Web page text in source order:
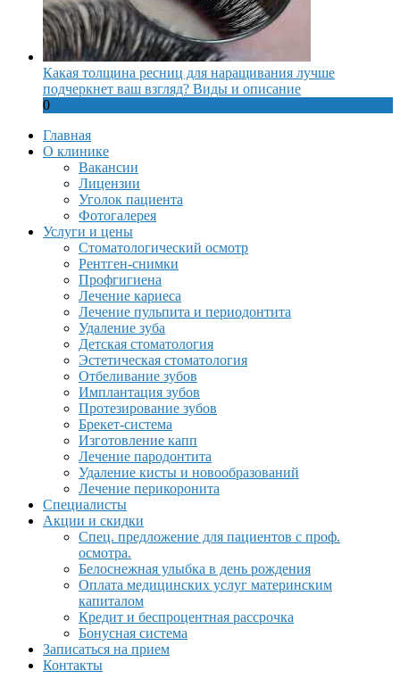
Какая толщина ресниц для наращивания лучше
подчеркнет ваш взгляд? Виды и описание
0
Главная
О клинике
Вакансии
Лицензии
Уголок пациента
Фотогалерея
Услуги и цены
Стоматологический осмотр
Рентген-снимки
Профгигиена
Лечение кариеса
Лечение пульпита и периодонтита
Удаление зуба
Детская стоматология
Эстетическая стоматология
Отбеливание зубов
Имплантация зубов
Протезирование зубов
Брекет-система
Изготовление капп
Лечение пародонтита
Удаление кисты и новообразований
Лечение перикоронита
Специалисты
Акции и скидки
Спец. предложение для пациентов с проф.
осмотра.
Белоснежная улыбка в день рождения
Оплата медицинских услуг материнским
капиталом
Кредит и беспроцентная рассрочка
Бонусная система
Записаться на прием
Контакты